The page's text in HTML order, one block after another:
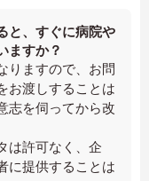
と、すぐに病院や
ますか？
りますので、お問
お渡しすることは
志を伺ってから改
は許可なく、企
に提供することは